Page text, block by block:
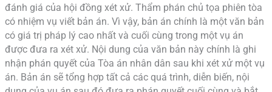
đánh giá của hội đồng xét xử. Thẩm phán chủ tọa phiên tòa
có nhiệm vụ viết bản án. Vì vậy, bản án chính là một văn bản
có giá trị pháp lý cao nhất và cuối cùng trong một vụ án
được đưa ra xét xử. Nội dung của văn bản này chính là ghi
nhận phán quyết của Tòa án nhân dân sau khi xét xử một vụ
án. Bản án sẽ tổng hợp tất cả các quá trình, diễn biến, nội